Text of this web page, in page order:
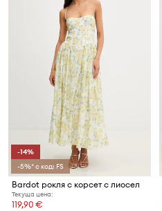
-14%
-5%* с код: FS
Bardot рокля с корсет с лиосел
Текуща цена:
119,90 €